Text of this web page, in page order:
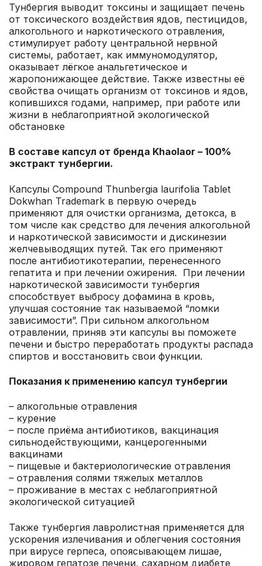
Тунбергия выводит токсины и защищает печень
от токсического воздействия ядов, пестицидов,
алкогольного и наркотического отравления,
стимулирует работу центральной нервной
системы, работает, как иммуномодулятор,
оказывает лёгкое анальгетическое и
жаропонижающее действие. Также известны её
свойства очищать организм от токсинов и ядов,
копившихся годами, например, при работе или
жизни в неблагоприятной экологической
обстановке
В составе капсул от бренда Khaolaor – 100%
экстракт тунбергии.
Капсулы Compound Thunbergia laurifolia Tablet
Dokwhan Trademark в первую очередь
применяют для очистки организма, детокса, в
том числе как средство для лечения алкогольной
и наркотической зависимости и дискинезии
желчевыводящих путей. Так его применяют
после антибиотикотерапии, перенесенного
гепатита и при лечении ожирения. При лечении
наркотической зависимости тунбергия
способствует выбросу дофамина в кровь,
улучшая состояние так называемой “ломки
зависимости”. При сильном алкогольном
отравлении, приняв эти капсулы вы поможете
печени и быстро переработать продукты распада
спиртов и восстановить свои функции.
Показания к применению капсул тунбергии
– алкогольные отравления
– курение
– после приёма антибиотиков, вакцинация
сильнодействующими, канцерогенными
вакцинами
– пищевые и бактериологические отравления
– отравления солями тяжелых металлов
– проживание в местах с неблагоприятной
экологической ситуацией
Также тунбергия лавролистная применяется для
ускорения излечивания и облегчения состояния
при вирусе герпеса, опоясывающем лишае,
жировом гепатозе печени, сахарном диабете